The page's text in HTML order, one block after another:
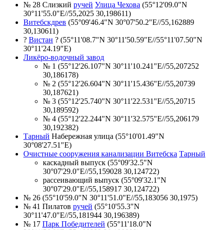
№ 28 Слизкий ручей Улица Чехова (55°12'09.0"N
30°11'55.0"E//55,2025 30,198611)
Витебскдрев (55°09'46.4"N 30°07'50.2"E//55,162889
30,130611)
? Вистан ? (55°11'08.7"N 30°11'50.59"E//55°11'07.50"N
30°11'24.19"E)
Ликёро-водочный завод
№ 1 (55°12'26.107"N 30°11'10.241"E//55,207252
30,186178)
№ 2 (55°12'26.604"N 30°11'15.436"E//55,20739
30,187621)
№ 3 (55°12'25.740"N 30°11'22.531"E//55,20715
30,189592)
№ 4 (55°12'22.244"N 30°11'32.575"E//55,206179
30,192382)
Тарный Набережная улица (55°10'01.49"N
30°08'27.51"E)
Очистные сооружения канализации Витебска Тарный
каскадный выпуск (55°09'32.5"N
30°07'29.0"E//55,159028 30,124722)
рассеивающий выпуск (55°09'32.1"N
30°07'29.0"E//55,158917 30,124722)
№ 26 (55°10'59.0"N 30°11'51.0"E//55,183056 30,1975)
№ 41 Пилатов ручей (55°10'55.3"N
30°11'47.0"E//55,181944 30,196389)
№ 17 Парк Победителей (55°11'18.0"N